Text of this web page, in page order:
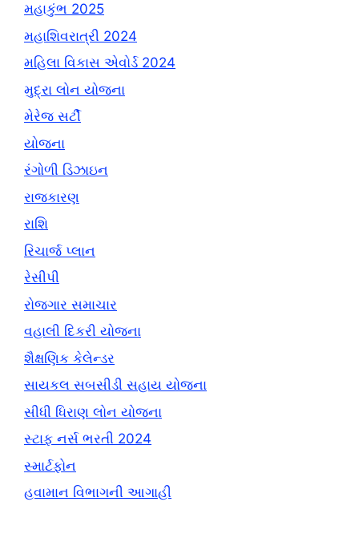
મહાકુંભ 2025
મહાશિવરાત્રી 2024
મહિલા વિકાસ એવોર્ડ 2024
મુદ્રા લોન યોજના
મેરેજ સર્ટી
યોજના
રંગોળી ડિઝાઇન
રાજકારણ
રાશિ
રિચાર્જ પ્લાન
રેસીપી
રોજગાર સમાચાર
વહાલી દિકરી યોજના
શૈક્ષણિક કેલેન્ડર
સાયકલ સબસીડી સહાય યોજના
સીધી ધિરાણ લોન યોજના
સ્ટાફ નર્સ ભરતી 2024
સ્માર્ટફોન
હવામાન વિભાગની આગાહી